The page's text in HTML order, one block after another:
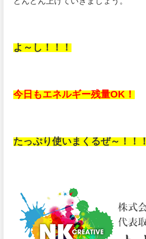
よ～し！！！
今日もエネルギー残量OK！
たっぷり使いまくるぜ～！！！